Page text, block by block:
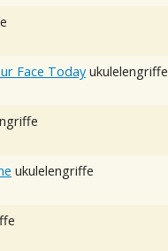
Face Today ukulelengriffe
ukulelengriffe